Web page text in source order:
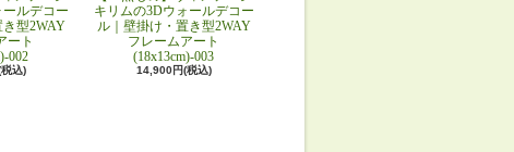
ルデコー
型2WAY
ート
002
込)
キリムの3Dウォールデコー
ル｜壁掛け・置き型2WAY
フレームアート
(18x13cm)-003
14,900円(税込)